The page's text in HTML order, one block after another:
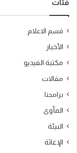
فئات
قسم الاعلام
الأخبار
مكتبة الفيديو
مقالات
برامجنا
المأوى
البيئة
الإغاثة